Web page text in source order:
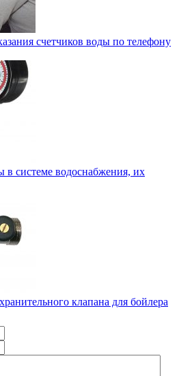
счетчиков воды по телефону
в системе водоснабжения, их
клапана для бойлера